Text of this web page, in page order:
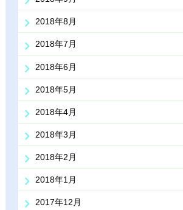
2018年8月
2018年7月
2018年6月
2018年5月
2018年4月
2018年3月
2018年2月
2018年1月
2017年12月